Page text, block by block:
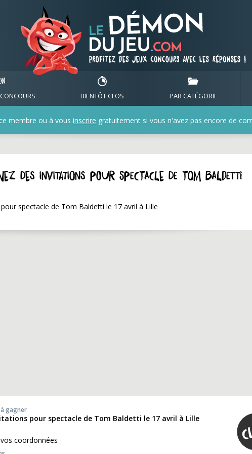
BIENTÔT CLOS PAR CATÉGORIE
membre ou à vous inscrire gratuitement si vous n'avez pas encore de
des invitations pour spectacle de Tom Baldetti
spectacle de Tom Baldetti le 17 avril à Lille
gagner
pour spectacle de Tom Baldetti le 17 avril à Lille
coordonnées